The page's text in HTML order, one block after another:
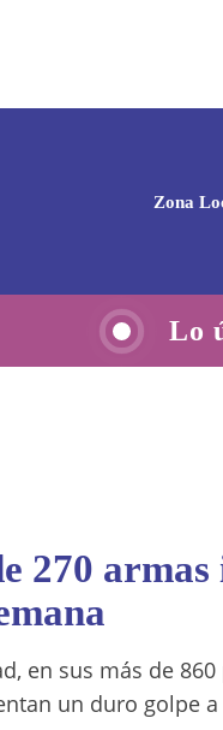
Zona
Lo
270
en sus más de
un duro golpe